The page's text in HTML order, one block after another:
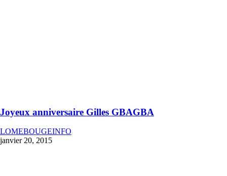
Joyeux anniversaire Gilles GBAGBA
LOMEBOUGEINFO
janvier 20, 2015